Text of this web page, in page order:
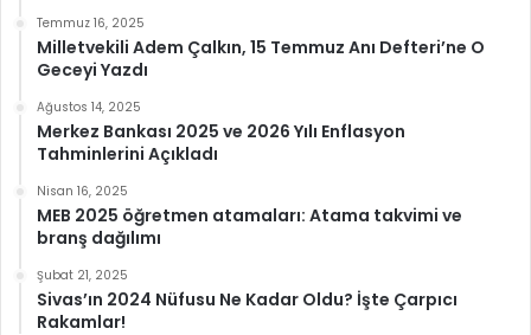
Temmuz 16, 2025
Milletvekili Adem Çalkın, 15 Temmuz Anı Defteri’ne O
Geceyi Yazdı
Ağustos 14, 2025
Merkez Bankası 2025 ve 2026 Yılı Enflasyon
Tahminlerini Açıkladı
Nisan 16, 2025
MEB 2025 öğretmen atamaları: Atama takvimi ve
branş dağılımı
Şubat 21, 2025
Sivas’ın 2024 Nüfusu Ne Kadar Oldu? İşte Çarpıcı
Rakamlar!